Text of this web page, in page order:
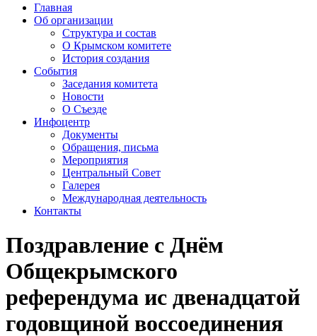
Главная
Об организации
Структура и состав
О Крымском комитете
История создания
События
Заседания комитета
Новости
О Съезде
Инфоцентр
Документы
Обращения, письма
Мероприятия
Центральный Совет
Галерея
Международная деятельность
Контакты
Поздравление с Днём
Общекрымского
референдума ис двенадцатой
годовщиной воссоединения